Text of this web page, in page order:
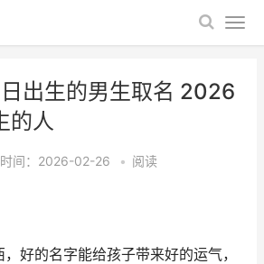
出生的男生取名 2026
的人
间：2026-02-26 • 阅读
好的名字能给孩子带来好的运气，